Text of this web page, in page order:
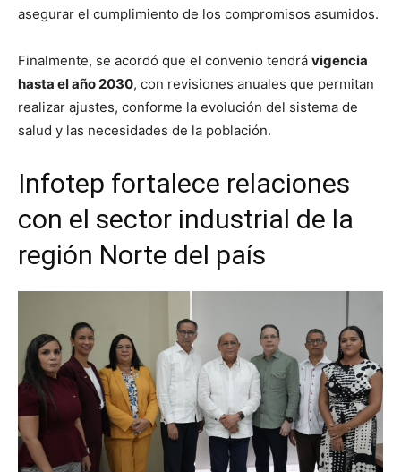
asegurar el cumplimiento de los compromisos asumidos.
Finalmente, se acordó que el convenio tendrá vigencia
hasta el año 2030, con revisiones anuales que permitan
realizar ajustes, conforme la evolución del sistema de
salud y las necesidades de la población.
Infotep fortalece relaciones
con el sector industrial de la
región Norte del país